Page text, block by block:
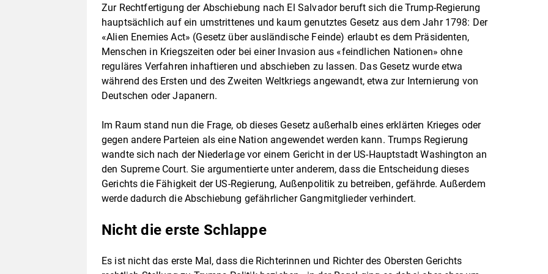
Zur Rechtfertigung der Abschiebung nach El Salvador beruft sich die Trump-Regierung
hauptsächlich auf ein umstrittenes und kaum genutztes Gesetz aus dem Jahr 1798: Der
«Alien Enemies Act» (Gesetz über ausländische Feinde) erlaubt es dem Präsidenten,
Menschen in Kriegszeiten oder bei einer Invasion aus «feindlichen Nationen» ohne
reguläres Verfahren inhaftieren und abschieben zu lassen. Das Gesetz wurde etwa
während des Ersten und des Zweiten Weltkriegs angewandt, etwa zur Internierung von
Deutschen oder Japanern.
Im Raum stand nun die Frage, ob dieses Gesetz außerhalb eines erklärten Krieges oder
gegen andere Parteien als eine Nation angewendet werden kann. Trumps Regierung
wandte sich nach der Niederlage vor einem Gericht in der US-Hauptstadt Washington an
den Supreme Court. Sie argumentierte unter anderem, dass die Entscheidung dieses
Gerichts die Fähigkeit der US-Regierung, Außenpolitik zu betreiben, gefährde. Außerdem
werde dadurch die Abschiebung gefährlicher Gangmitglieder verhindert.
Nicht die erste Schlappe
Es ist nicht das erste Mal, dass die Richterinnen und Richter des Obersten Gerichts